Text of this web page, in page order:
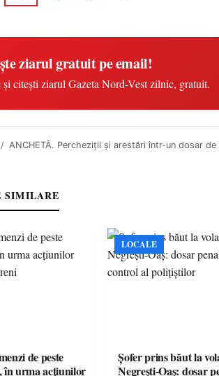
ziarul gratuit pe email!
și citești ziarul Gazeta Nord-Vest zilnic, gratuit.
ANCHETĂ. Percheziții și arestări într-un dosar de
SIMILARE
de peste
în urma acțiunilor
LOCALE
Șofer prins băut la
Negrești-Oaș: dosar